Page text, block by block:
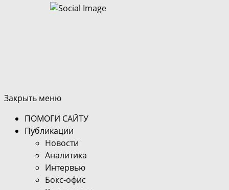
Закрыть меню
ПОМОГИ САЙТУ
Публикации
Новости
Аналитика
Интервью
Бокс-офис